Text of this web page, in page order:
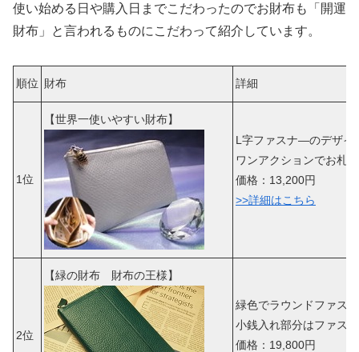
使い始める日や購入日までこだわったのでお財布も「開運
財布」と言われるものにこだわって紹介しています。
順位 財布 詳細
1位
【世界一使いやすい財布】
L字ファスナ―のデザイ
ワンアクションでお札
価格：13,200円
>>詳細はこちら
2位
【緑の財布 財布の王様】
緑色でラウンドファス
小銭入れ部分はファス
価格：19,800円